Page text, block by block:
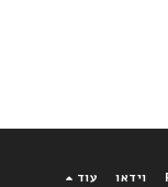
וידאו עוד